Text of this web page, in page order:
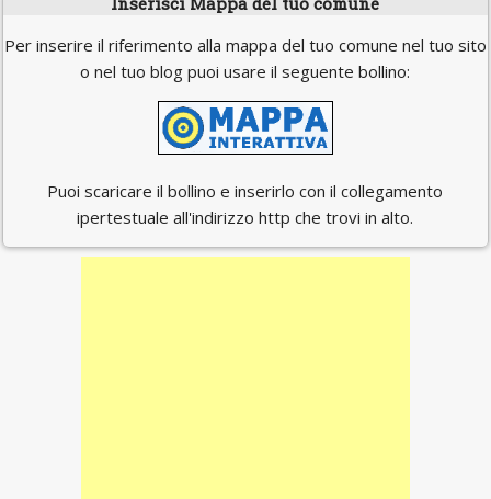
Per inserire il riferimento alla mappa del tuo comune nel tuo sito
o nel tuo blog puoi usare il seguente bollino:
Puoi scaricare il bollino e inserirlo con il collegamento
ipertestuale all'indirizzo http che trovi in alto.